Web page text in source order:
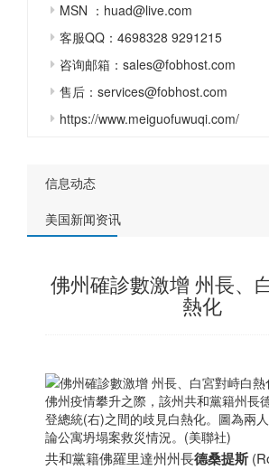
MSN ：huad@live.com
客服QQ：4698328 9291215
咨询邮箱：sales@fobhost.com
售后：services@fobhost.com
https://www.meiguofuwuqi.com/
信息动态
美国新闻资讯
佛州確診數激增 州長、
熱化
佛州疫情攀升之際，該州共和黨籍州長
登總統(右)之間的歧見白熱化。圖為兩
論公寓坍塌案救災情況。(美聯社)
共和黨籍佛羅里達州州長德桑提斯